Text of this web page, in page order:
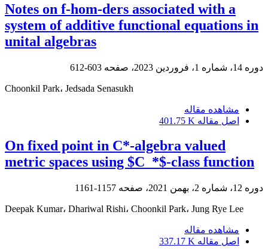
Notes on f-hom-ders associated with a
system of additive functional equations in
unital algebras
دوره 14، شماره 1، فروردین 2023، صفحه 603-612
Choonkil Park، Jedsada Senasukh
مشاهده مقاله
اصل مقاله 401.75 K
On fixed point in C*-algebra valued
metric spaces using $C_*$-class function
دوره 12، شماره 2، بهمن 2021، صفحه 1157-1161
Deepak Kumar، Dhariwal Rishi، Choonkil Park، Jung Rye Lee
مشاهده مقاله
اصل مقاله 337.17 K